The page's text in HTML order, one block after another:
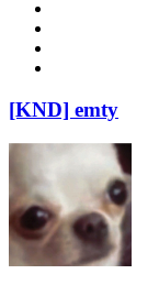
[KND] emty